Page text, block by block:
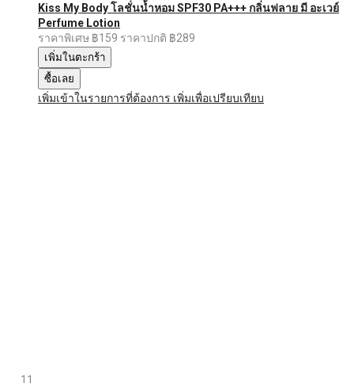
Kiss My Body โลชั่นน้ำหอม SPF30 PA+++ กลิ่นฟลาย มี อะเวย์
Perfume Lotion
ราคาพิเศษ ฿159 ราคาปกติ ฿289
เพิ่มในตะกร้า
ซื้อเลย
เพิ่มเข้าในรายการที่ต้องการ เพิ่มเพื่อเปรียบเทียบ